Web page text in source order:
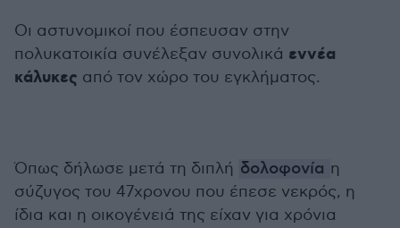
Οι αστυνομικοί που έσπευσαν στην
πολυκατοικία συνέλεξαν συνολικά εννέα
κάλυκες από τον χώρο του εγκλήματος.
Όπως δήλωσε μετά τη διπλή δολοφονία η
σύζυγος του 47χρονου που έπεσε νεκρός, η
ίδια και η οικογένειά της είχαν για χρόνια